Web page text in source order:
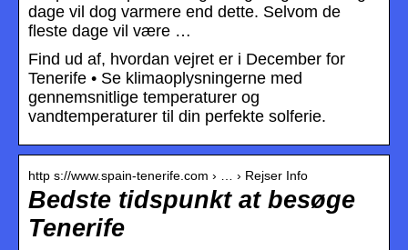
dage vil dog varmere end dette. Selvom de
fleste dage vil være …
Find ud af, hvordan vejret er i December for
Tenerife • Se klimaoplysningerne med
gennemsnitlige temperaturer og
vandtemperaturer til din perfekte solferie.
http s://www.spain-tenerife.com › … › Rejser Info
Bedste tidspunkt at besøge
Tenerife